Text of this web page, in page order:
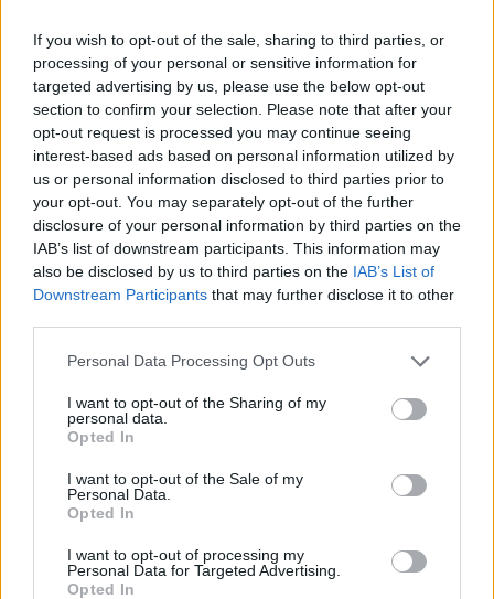
If you wish to opt-out of the sale, sharing to third parties, or
processing of your personal or sensitive information for
targeted advertising by us, please use the below opt-out
section to confirm your selection. Please note that after your
opt-out request is processed you may continue seeing
interest-based ads based on personal information utilized by
us or personal information disclosed to third parties prior to
your opt-out. You may separately opt-out of the further
disclosure of your personal information by third parties on the
IAB’s list of downstream participants. This information may
also be disclosed by us to third parties on the IAB’s List of
Downstream Participants that may further disclose it to other
Personal Data Processing Opt Outs
I want to opt-out of the Sharing of my
personal data.
Opted In
I want to opt-out of the Sale of my
Personal Data.
Opted In
I want to opt-out of processing my
Personal Data for Targeted Advertising.
Opted In